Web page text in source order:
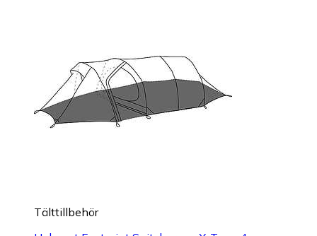
Tälttillbehör